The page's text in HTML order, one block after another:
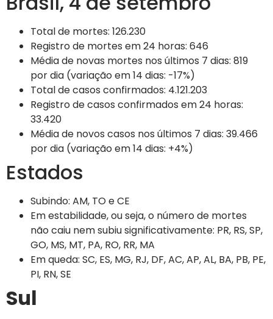
Total de mortes: 126.230
Registro de mortes em 24 horas: 646
Média de novas mortes nos últimos 7 dias: 819
por dia (variação em 14 dias: -17%)
Total de casos confirmados: 4.121.203
Registro de casos confirmados em 24 horas:
33.420
Média de novos casos nos últimos 7 dias: 39.466
por dia (variação em 14 dias: +4%)
Estados
Subindo: AM, TO e CE
Em estabilidade, ou seja, o número de mortes
não caiu nem subiu significativamente: PR, RS, SP,
GO, MS, MT, PA, RO, RR, MA
Em queda: SC, ES, MG, RJ, DF, AC, AP, AL, BA, PB, PE,
PI, RN, SE
Sul